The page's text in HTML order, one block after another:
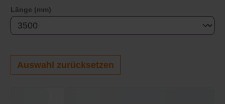
Länge (mm)
Auswahl zurücksetzen